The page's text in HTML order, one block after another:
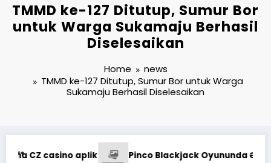
TMMD ke-127 Ditutup, Sumur Bor
untuk Warga Sukamaju Berhasil
Diselesaikan
Home
news
TMMD ke-127 Ditutup, Sumur Bor untuk Warga
Sukamaju Berhasil Diselesaikan
Strategiyalar: Şans və Bacarıq Balansı – BetAz Oyununa
Kodaeral XII Gelar Ziarah